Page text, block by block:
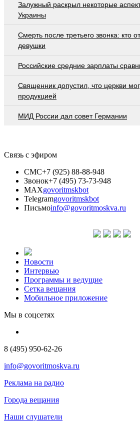
Залужный раскрыл некоторые
Украины
Смерть после третьего звонка: кто
девушки
Российские средние зарплаты
Священник допустил, что церкви
продукцией
МИД России дал совет Германии
Связь с эфиром
СМС+7 (925) 88-88-948
Звонок+7 (495) 73-73-948
MAXgovoritmskbot
Telegramgovoritmskbot
Письмоinfo@govoritmoskva.ru
Новости
Интервью
Программы и ведущие
Сетка вещания
Мобильное приложение
Мы в соцсетях
8 (495) 950-62-26
info@govoritmoskva.ru
Реклама на радио
Города вещания
Наши слушатели